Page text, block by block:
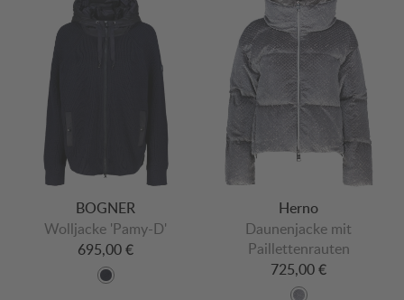
BOGNER
Wolljacke 'Pamy-D'
695,00 €
Herno
Daunenjacke mit
Paillettenrauten
725,00 €